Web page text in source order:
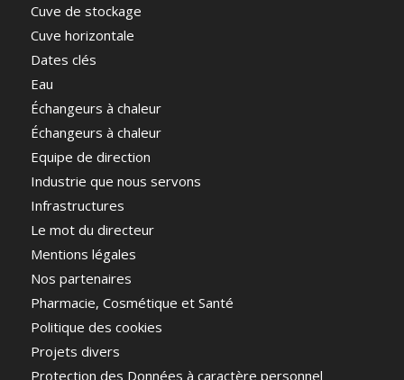
Cuve de stockage
Cuve horizontale
Dates clés
Eau
Échangeurs à chaleur
Échangeurs à chaleur
Equipe de direction
Industrie que nous servons
Infrastructures
Le mot du directeur
Mentions légales
Nos partenaires
Pharmacie, Cosmétique et Santé
Politique des cookies
Projets divers
Protection des Données à caractère personnel